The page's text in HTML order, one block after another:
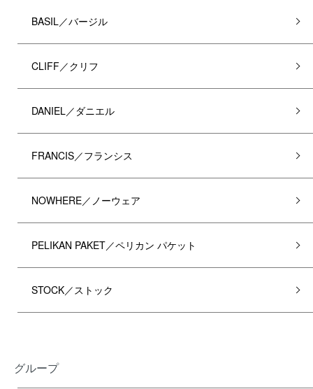
BASIL／バージル
CLIFF／クリフ
DANIEL／ダニエル
FRANCIS／フランシス
NOWHERE／ノーウェア
PELIKAN PAKET／ペリカン パケット
STOCK／ストック
グループ